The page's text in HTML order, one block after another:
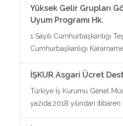
Yüksek Gelir Grupları
Uyum Programı Hk.
1 Sayılı Cumhurbaşkanlığı
Cumhurbaşkanlığı
İŞKUR Asgari Ücret
Türkiye İş Kurumu Genel
yazıda;2018 yılından itibaren